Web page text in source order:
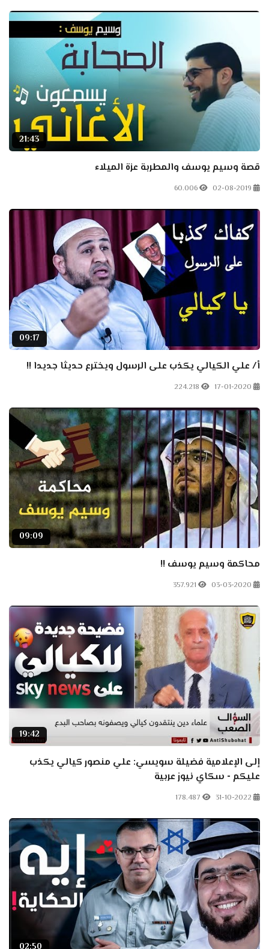
21:43
قصة وسيم يوسف والمطربة عزة الميلاء
02-08-2019
60.006
09:17
أ/ علي الكيالي يكذب على الرسول ويخترع حديثا جديدا !!
17-01-2020
224.218
09:09
محاكمة وسيم يوسف !!
03-03-2020
357.921
19:42
إلى الإعلامية فضيلة سويسي: علي منصور كيالي يكذب
عليكم - سكاي نيوز عربية
31-10-2022
178.487